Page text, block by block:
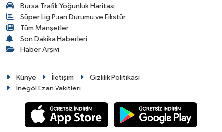
Bursa Trafik Yoğunluk Haritası
Süper Lig Puan Durumu ve Fikstür
Tüm Manşetler
Son Dakika Haberleri
Haber Arşivi
Künye İletişim
Gizlilik Politikası
İnegöl Ezan Vakitleri